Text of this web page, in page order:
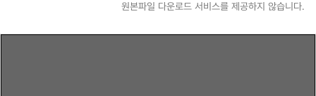
원본파일 다운로드 서비스를 제공하지 않습니다.